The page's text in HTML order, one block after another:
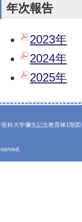
年次報告
2023年
2024年
2025年
科大学彌生記念教育棟1階図